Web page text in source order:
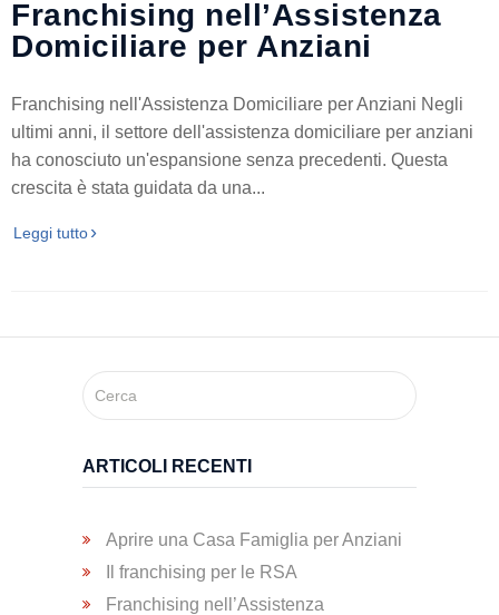
Franchising nell’Assistenza
Domiciliare per Anziani
Franchising nell'Assistenza Domiciliare per Anziani Negli
ultimi anni, il settore dell'assistenza domiciliare per anziani
ha conosciuto un'espansione senza precedenti. Questa
crescita è stata guidata da una...
Leggi tutto
ARTICOLI RECENTI
Aprire una Casa Famiglia per Anziani
Il franchising per le RSA
Franchising nell’Assistenza
Trasporto
Disabili
Dimissioni
Ospedaliere
Servizio di
Servizio
Podologia
Consulenza
Servizio